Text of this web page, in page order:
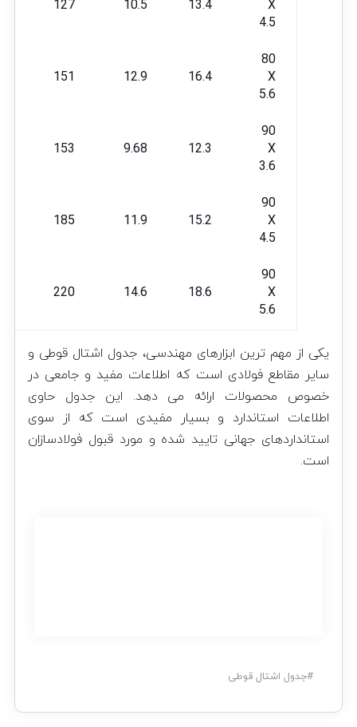
X
4.5
13.4
10.5
127
80
X
5.6
16.4
12.9
151
90
X
3.6
12.3
9.68
153
90
X
4.5
15.2
11.9
185
90
X
5.6
18.6
14.6
220
یکی از مهم ترین ابزارهای مهندسی، جدول اشتال قوطی و
سایر مقاطع فولادی است که اطلاعات مفید و جامعی در
خصوص محصولات ارائه می دهد. این جدول حاوی
اطلاعات استاندارد و بسیار مفیدی است که از سوی
استانداردهای جهانی تایید شده و مورد قبول فولادسازان
است.
#جدول اشتال قوطی